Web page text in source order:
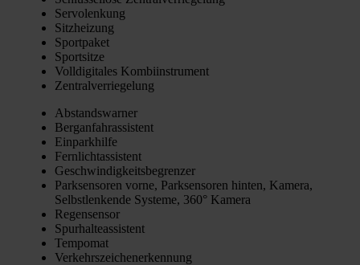
Ser­vo­len­kung
Sitz­hei­zung
Sport­pa­ket
Sport­sit­ze
Voll­di­gi­ta­les Kom­bi­in­stru­ment
Zen­tral­ver­rie­ge­lung
Abstands­war­ner
Berg­an­fahr­as­sis­tent
Ein­park­hil­fe
Fern­licht­as­sis­tent
Geschwin­dig­keits­be­gren­zer
Park­sen­so­ren vor­ne, Park­sen­so­ren hin­ten, Kame­ra,
Selbst­len­ken­de Sys­te­me, 360° Kame­ra
Regen­sen­sor
Spur­hal­te­as­sis­tent
Tem­po­mat
Ver­kehrs­zei­chen­er­ken­nung